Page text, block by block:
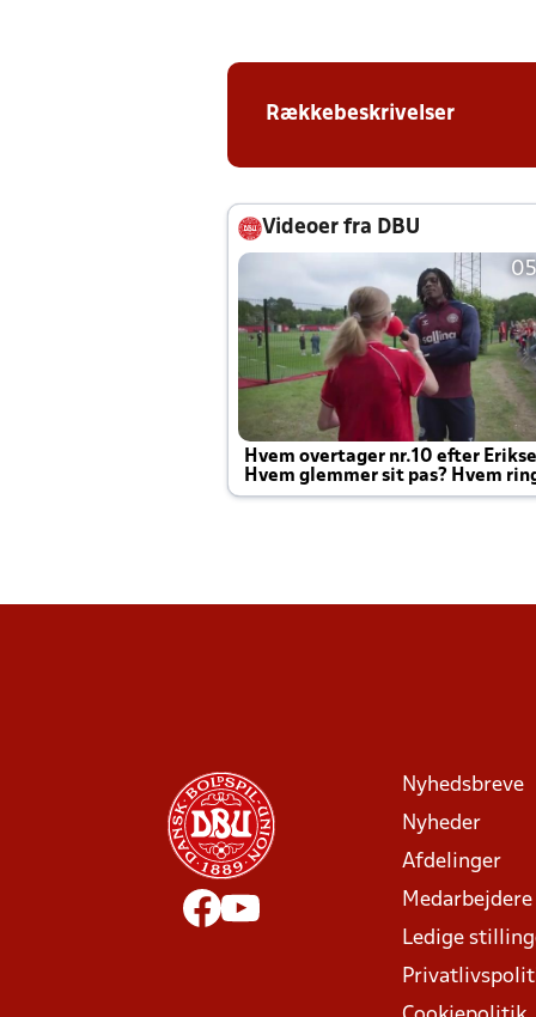
Rækkebeskrivelser
Videoer fra DBU
Hvem overtager nr.10 efter
Hvem glemmer sit pas? Hvem
Joachim altid til efter kampe?
Nyhedsbreve
Nyheder
Afdelinger
Medarbejdere
Ledige